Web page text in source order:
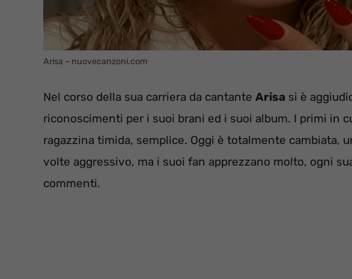
Arisa – nuovecanzoni.com
Nel corso della sua carriera da cantante Arisa si è
riconoscimenti per i suoi brani ed i suoi album. I primi in
ragazzina timida, semplice. Oggi è totalmente cambiata,
volte aggressivo, ma i suoi fan apprezzano molto, ogni
commenti.